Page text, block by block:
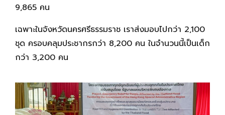
9,865 คน
เฉพาะในจังหวัดนครศรีธรรมราช เราส่งมอบไปกว่า 2,100
ชุด ครอบคลุมประชากรกว่า 8,200 คน ในจำนวนนี้เป็นเด็ก
กว่า 3,200 คน